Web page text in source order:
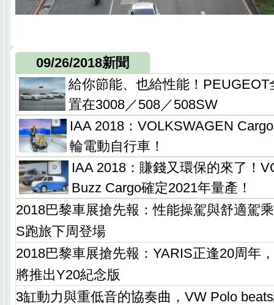
09/26/2018新聞
給你節能、也給性能！
置在3008／508／508SW
IAA 2018：VOLKSWAGEN
輪電動自行車！
IAA 2018：賺錢又環保的來了！
Buzz Cargo確定2021年量產！
2018巴黎車展搶先報：性能操駕與舒適駕
S跑旅下周登場
2018巴黎車展搶先報：YARIS正逢20周年
將推出Y20紀念版
3缸動力與重低音的協奏曲，VW Polo